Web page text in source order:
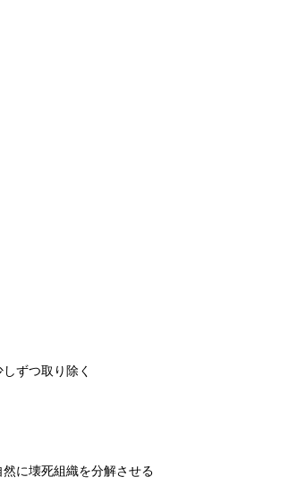
ずつ取り除く
に壊死組織を分解させる